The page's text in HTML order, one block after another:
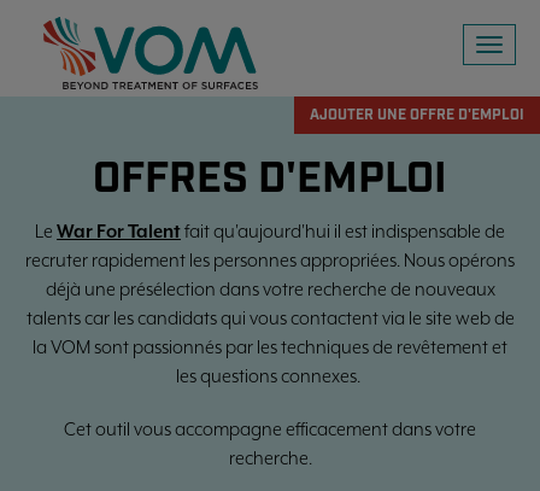
Toggle
OFFRES D'EMPLOI
Le War For Talentfait qu'aujourd'hui il est indispensable de
recruter rapidement les personnes appropriées. Nous opérons
déjà une présélection dans votre recherche de nouveaux
talents car les candidats qui vous contactent via le site web de
la VOM sont passionnés par les techniques de revêtement et
les questions connexes.
Cet outil vous accompagne efficacement dans votre
recherche.
AJOUTER UNE OFFRE D'EMPLOI